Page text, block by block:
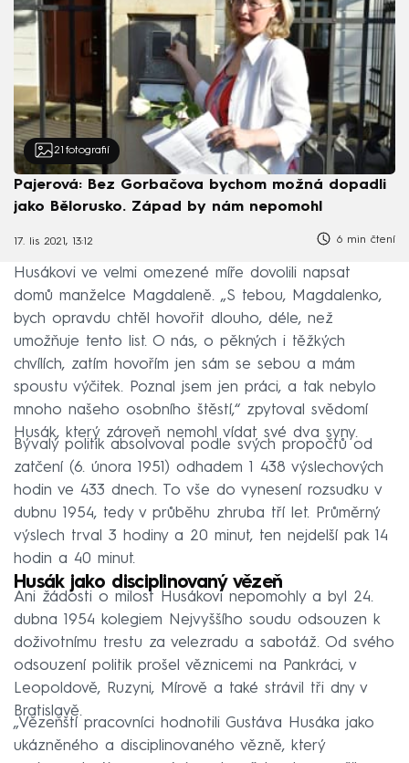
21 fotografií
Pajerová: Bez Gorbačova bychom možná dopadli
jako Bělorusko. Západ by nám nepomohl
17. lis 2021, 13:12 6 min čtení
Husákovi ve velmi omezené míře dovolili napsat
domů manželce Magdaleně. „S tebou, Magdalenko,
bych opravdu chtěl hovořit dlouho, déle, než
umožňuje tento list. O nás, o pěkných i těžkých
chvílích, zatím hovořím jen sám se sebou a mám
spoustu výčitek. Poznal jsem jen práci, a tak nebylo
mnoho našeho osobního štěstí,“ zpytoval svědomí
Husák, který zároveň nemohl vídat své dva syny.
Bývalý politik absolvoval podle svých propočtů od
zatčení (6. února 1951) odhadem 1 438 výslechových
hodin ve 433 dnech. To vše do vynesení rozsudku v
dubnu 1954, tedy v průběhu zhruba tří let. Průměrný
výslech trval 3 hodiny a 20 minut, ten nejdelší pak 14
hodin a 40 minut.
Husák jako disciplinovaný vězeň
Ani žádosti o milost Husákovi nepomohly a byl 24.
dubna 1954 kolegiem Nejvyššího soudu odsouzen k
doživotnímu trestu za velezradu a sabotáž. Od svého
odsouzení politik prošel věznicemi na Pankráci, v
Leopoldově, Ruzyni, Mírově a také strávil tři dny v
Bratislavě.
„Vězeňští pracovníci hodnotili Gustáva Husáka jako
ukázněného a disciplinovaného vězně, který